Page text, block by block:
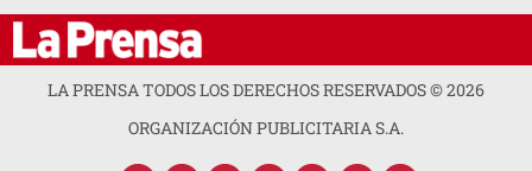
LA PRENSA TODOS LOS DERECHOS RESERVADOS ©2026
ORGANIZACIÓN PUBLICITARIA S.A.